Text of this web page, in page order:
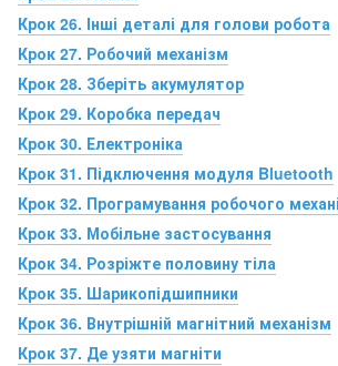
Крок 26. Інші деталі для голови робота
Крок 27. Робочий механізм
Крок 28. Зберіть акумулятор
Крок 29. Коробка передач
Крок 30. Електроніка
Крок 31. Підключення модуля Bluetooth
Крок 32. Програмування робочого
Крок 33. Мобільне застосування
Крок 34. Розріжте половину тіла
Крок 35. Шарикопідшипники
Крок 36. Внутрішній магнітний механізм
Крок 37. Де узяти магніти